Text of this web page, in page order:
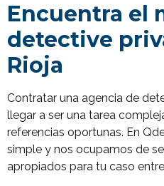
Encuentra el
detective
Rioja
Contratar una agencia de
llegar a ser una tarea
referencias oportunas. En
simple y nos ocupamos de
apropiados para tu caso